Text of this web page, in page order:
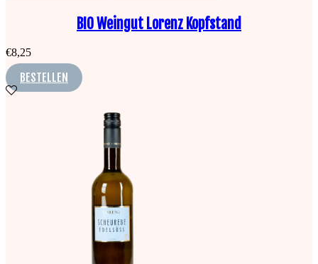
BIO Weingut Lorenz Kopfstand
€8,25
BESTELLEN